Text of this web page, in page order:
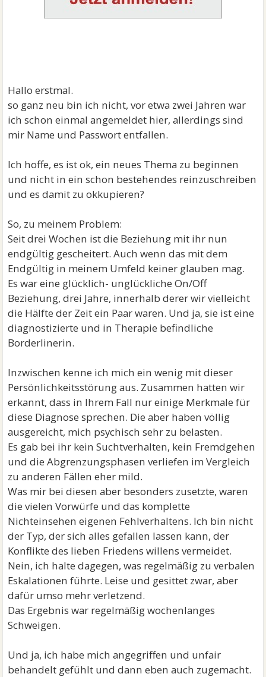
Hallo erstmal.
so ganz neu bin ich nicht, vor etwa zwei Jahren war
ich schon einmal angemeldet hier, allerdings sind
mir Name und Passwort entfallen.
Ich hoffe, es ist ok, ein neues Thema zu beginnen
und nicht in ein schon bestehendes reinzuschreiben
und es damit zu okkupieren?
So, zu meinem Problem:
Seit drei Wochen ist die Beziehung mit ihr nun
endgültig gescheitert. Auch wenn das mit dem
Endgültig in meinem Umfeld keiner glauben mag.
Es war eine glücklich- unglückliche On/Off
Beziehung, drei Jahre, innerhalb derer wir vielleicht
die Hälfte der Zeit ein Paar waren. Und ja, sie ist eine
diagnostizierte und in Therapie befindliche
Borderlinerin.
Inzwischen kenne ich mich ein wenig mit dieser
Persönlichkeitsstörung aus. Zusammen hatten wir
erkannt, dass in Ihrem Fall nur einige Merkmale für
diese Diagnose sprechen. Die aber haben völlig
ausgereicht, mich psychisch sehr zu belasten.
Es gab bei ihr kein Suchtverhalten, kein Fremdgehen
und die Abgrenzungsphasen verliefen im Vergleich
zu anderen Fällen eher mild.
Was mir bei diesen aber besonders zusetzte, waren
die vielen Vorwürfe und das komplette
Nichteinsehen eigenen Fehlverhaltens. Ich bin nicht
der Typ, der sich alles gefallen lassen kann, der
Konflikte des lieben Friedens willens vermeidet.
Nein, ich halte dagegen, was regelmäßig zu verbalen
Eskalationen führte. Leise und gesittet zwar, aber
dafür umso mehr verletzend.
Das Ergebnis war regelmäßig wochenlanges
Schweigen.
Und ja, ich habe mich angegriffen und unfair
behandelt gefühlt und dann eben auch zugemacht.